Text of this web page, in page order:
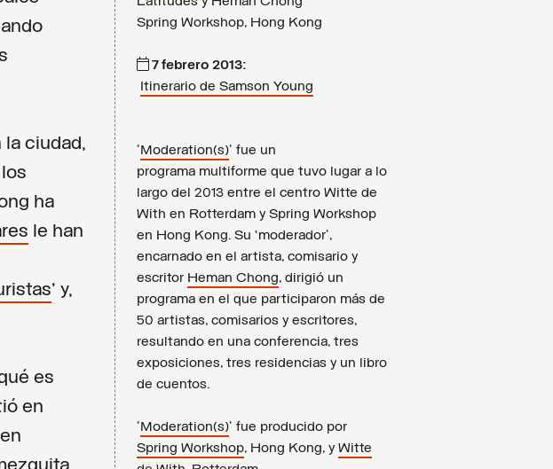
ciudad,
ha
le han
' y,
es
en
Spring Workshop, Hong Kong
7 febrero 2013:
Itinerario de Samson Young
'Moderation(s)' fue un
programa multiforme que tuvo lugar a lo
largo del 2013 entre el centro Witte de
With en Rotterdam y Spring Workshop
en Hong Kong. Su ‘moderador’,
encarnado en el artista, comisario y
escritor Heman Chong, dirigió un
programa en el que participaron más de
50 artistas, comisarios y escritores,
resultando en una conferencia, tres
exposiciones, tres residencias y un libro
de cuentos.
'Moderation(s)' fue producido por
Spring Workshop, Hong Kong, y Witte